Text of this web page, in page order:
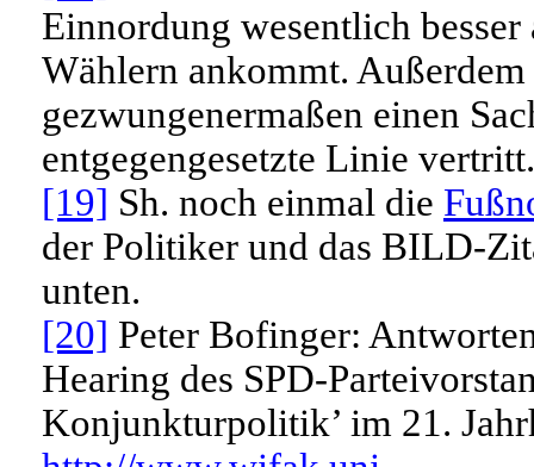
Einnordung wesentlich
Wählern ankommt.
gezwungenermaßen einen
entgegengesetzte Linie vertritt.
[19] Sh. noch einmal die
der Politiker und das BILD-
unten.
[20] Peter Bofinger:
Hearing des SPD-
Konjunkturpolitik’ im 21.